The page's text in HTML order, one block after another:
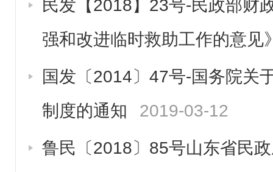
民发【2018】23号-民政部财
强和改进临时救助工作的意见
国发〔2014〕47号-国务院关
制度的通知
2019-03-12
鲁民〔2018〕85号山东省民